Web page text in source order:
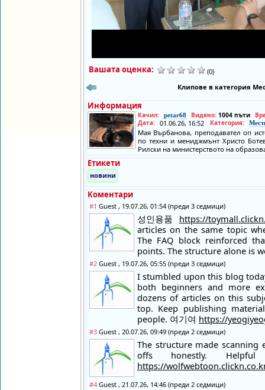
Вашата оценка:
(0)
Клипове в категория
Информация
Качил: petar68 Видяно: 1004 пъти
Дата: 01.06.26, 16:52 Категория:
Мая Върбанова, преподавател оп
по техни и мениджмънт Христо
Рилски на министерството на
Етикети
новини
Коментари
#1 Guest , 19.07.26, 01:54 (преди 3 седмици)
성인용품 https://
articles on the same topic
The FAQ block reinforced
points. The structure alone is
#2 Guest , 19.07.26, 05:55 (преди 3 седмици)
I stumbled upon this blog
both beginners and more
dozens of articles on this
top. Keep publishing
people. 여기여 https://
#3 Guest , 20.07.26, 09:49 (преди 2 седмици)
The structure made scanning
offs honestly.
https://
#4 Guest , 21.07.26, 14:46 (преди 2 седмици)